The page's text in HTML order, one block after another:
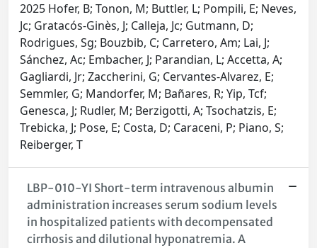
2025 Hofer, B; Tonon, M; Buttler, L; Pompili, E; Neves,
Jc; Gratacós-Ginès, J; Calleja, Jc; Gutmann, D;
Rodrigues, Sg; Bouzbib, C; Carretero, Am; Lai, J;
Sánchez, Ac; Embacher, J; Parandian, L; Accetta, A;
Gagliardi, Jr; Zaccherini, G; Cervantes-Alvarez, E;
Semmler, G; Mandorfer, M; Bañares, R; Yip, Tcf;
Genesca, J; Rudler, M; Berzigotti, A; Tsochatzis, E;
Trebicka, J; Pose, E; Costa, D; Caraceni, P; Piano, S;
Reiberger, T
LBP-010-YI Short-term intravenous albumin
administration increases serum sodium levels
in hospitalized patients with decompensated
cirrhosis and dilutional hyponatremia. A